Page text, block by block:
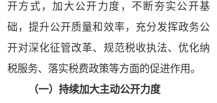
开方式，加大公开力度，不断夯实公开基
础，提升公开质量和效率，充分发挥政务公
开对深化征管改革、规范税收执法、优化纳
税服务、落实税费政策等方面的促进作用。
（一）持续加大主动公开力度